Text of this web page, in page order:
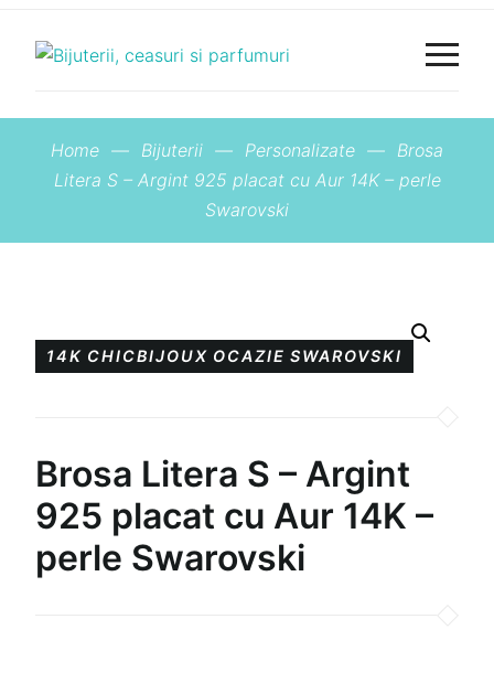
Home — Bijuterii — Personalizate — Brosa
Litera S – Argint 925 placat cu Aur 14K – perle
Swarovski
14K CHICBIJOUX OCAZIE SWAROVSKI
Brosa Litera S – Argint
925 placat cu Aur 14K –
perle Swarovski